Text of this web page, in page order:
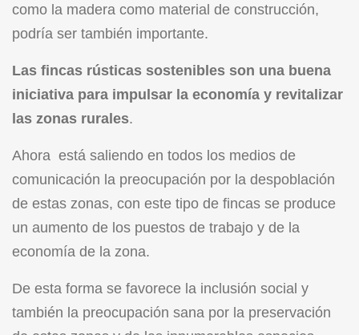
como la madera como material de construcción,
podría ser también importante.
Las fincas rústicas sostenibles son una buena
iniciativa para impulsar la economía y revitalizar
las zonas rurales.
Ahora está saliendo en todos los medios de
comunicación la preocupación por la despoblación
de estas zonas, con este tipo de fincas se produce
un aumento de los puestos de trabajo y de la
economía de la zona.
De esta forma se favorece la inclusión social y
también la preocupación sana por la preservación